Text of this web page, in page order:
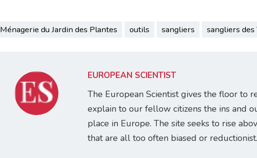
Ménagerie du Jardin des Plantes outils sangliers sangliers des
EUROPEAN SCIENTIST
The European Scientist gives the floor to
explain to our fellow citizens the ins and
place in Europe. The site seeks to rise
that are all too often biased or reductionist.